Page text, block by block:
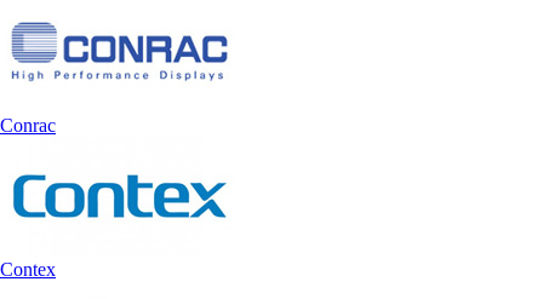
Conrac
Contex